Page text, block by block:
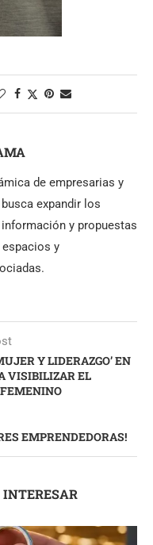
de empresarias y
expandir los
y propuestas
y
Y LIDERAZGO’ EN
VISIBILIZAR EL
EMPRENDEDORAS!